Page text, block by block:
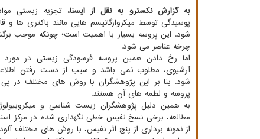
به گزارش نکسترو به نقل از ایسنا،تجزیه زیستی
پوسیدگی توسط میکروارگانیسم هایی مانند باکتری ها و
شود. این پروسه بسیار با اهمیت است؛ چونکه موجب
چرخه عناصر می شود.
اما رخ دادن همین پروسه فرسودگی زیستی در مورد
آرشیوی، مطلوب نمی باشد و سبب از دست رفتن
شود. بنا بر این پژوهشگران با روش های مختلف در پی
پروسه و لطمه های آن هستند.
به همین دلیل پژوهشگران زیست شناسی و
مطالعه، برخی نسخ نفیس خطی نگهداری شده در مرکز
از نمونه برداری از پنج اثر نفیس، با روش های مختلف